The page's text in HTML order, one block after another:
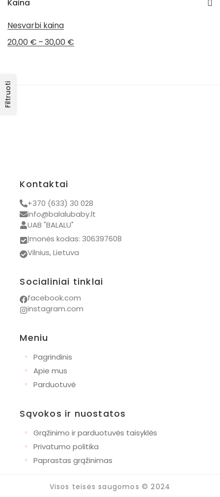
Visos prekės
Kaina
Nesvarbi kaina
20,00 € –30,00 €
Filtruoti
Kontaktai
+370 (633) 30 028
info@balalubaby.lt
UAB "BALALU"
Įmonės kodas: 306397608
Vilnius, Lietuva
Socialiniai tinklai
facebook.com
instagram.com
Meniu
◦
Pagrindinis
◦ Apie mus
◦ Parduotuvė
Sąvokos ir nuostatos
◦
Grąžinimo ir parduotuvės taisyklės
◦ Privatumo politika
◦ Paprastas grąžinimas
Visos teisės saugomos © 2024